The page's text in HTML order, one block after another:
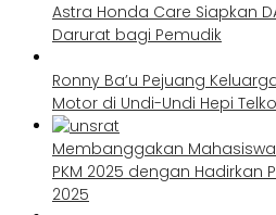
Astra Honda Care Siapkan
Darurat bagi Pemudik
Ronny Ba’u Pejuang
Motor di Undi-Undi Hepi
Membanggakan
PKM 2025 dengan Hadirkan
2025